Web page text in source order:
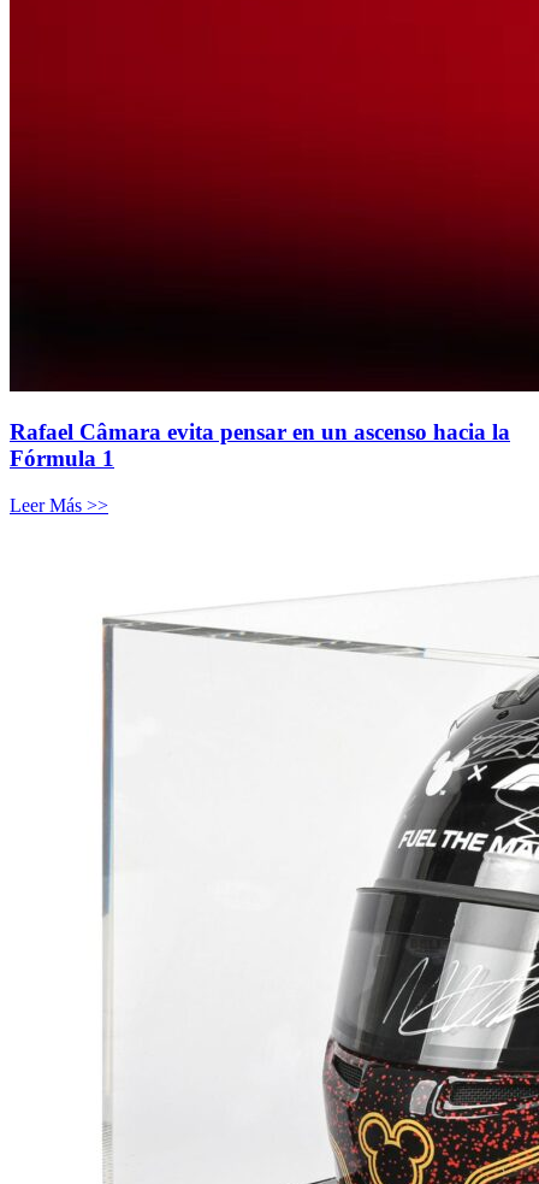
Rafael Câmara evita pensar en un ascenso hacia la
Fórmula 1
Leer Más >>